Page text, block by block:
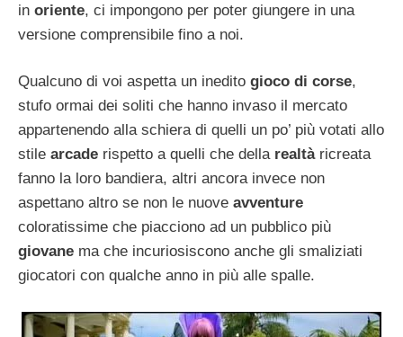
in oriente, ci impongono per poter giungere in una
versione comprensibile fino a noi.
Qualcuno di voi aspetta un inedito gioco di corse,
stufo ormai dei soliti che hanno invaso il mercato
appartenendo alla schiera di quelli un po’ più votati allo
stile arcade rispetto a quelli che della realtà ricreata
fanno la loro bandiera, altri ancora invece non
aspettano altro se non le nuove avventure
coloratissime che piacciono ad un pubblico più
giovane ma che incuriosiscono anche gli smaliziati
giocatori con qualche anno in più alle spalle.